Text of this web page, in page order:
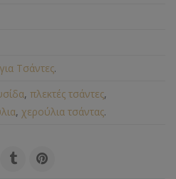
Τσάντες.
, πλεκτές τσάντες,
, χερούλια τσάντας.